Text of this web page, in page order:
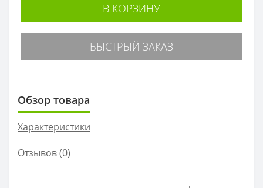
В КОРЗИНУ
БЫСТРЫЙ ЗАКАЗ
Обзор товара
Характеристики
Отзывов (0)